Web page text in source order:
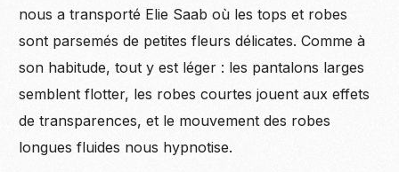
nous a transporté Elie Saab où les tops et robes
sont parsemés de petites fleurs délicates. Comme à
son habitude, tout y est léger : les pantalons larges
semblent flotter, les robes courtes jouent aux effets
de transparences, et le mouvement des robes
longues fluides nous hypnotise.